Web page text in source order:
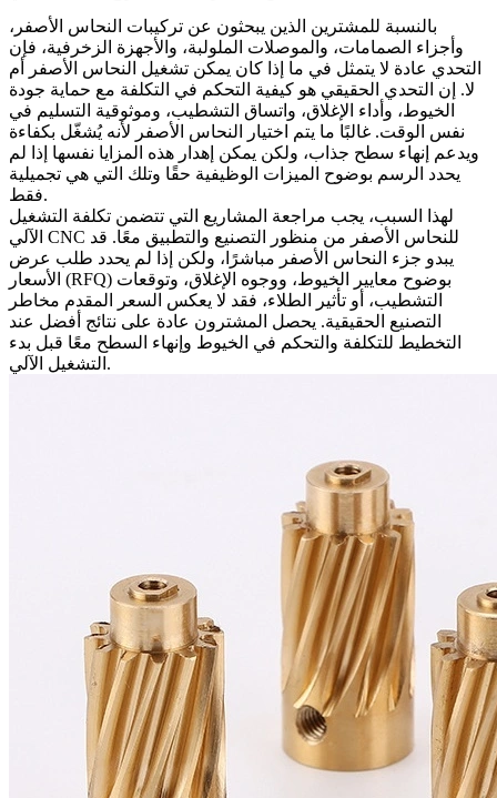
بالنسبة للمشترين الذين يبحثون عن تركيبات النحاس الأصفر،
وأجزاء الصمامات، والموصلات الملولبة، والأجهزة الزخرفية، فإن
التحدي عادة لا يتمثل في ما إذا كان يمكن تشغيل النحاس الأصفر أم
لا. إن التحدي الحقيقي هو كيفية التحكم في التكلفة مع حماية جودة
الخيوط، وأداء الإغلاق، واتساق التشطيب، وموثوقية التسليم في
نفس الوقت. غالبًا ما يتم اختيار النحاس الأصفر لأنه يُشغّل بكفاءة
ويدعم إنهاء سطح جذاب، ولكن يمكن إهدار هذه المزايا نفسها إذا لم
يحدد الرسم بوضوح الميزات الوظيفية حقًا وتلك التي هي تجميلية
فقط.
لهذا السبب، يجب مراجعة المشاريع التي تتضمن تكلفة التشغيل
الآلي CNC للنحاس الأصفر من منظور التصنيع والتطبيق معًا. قد
يبدو جزء النحاس الأصفر مباشرًا، ولكن إذا لم يحدد طلب عرض
الأسعار (RFQ) بوضوح معايير الخيوط، ووجوه الإغلاق، وتوقعات
التشطيب، أو تأثير الطلاء، فقد لا يعكس السعر المقدم مخاطر
التصنيع الحقيقية. يحصل المشترون عادة على نتائج أفضل عند
التخطيط للتكلفة والتحكم في الخيوط وإنهاء السطح معًا قبل بدء
التشغيل الآلي.